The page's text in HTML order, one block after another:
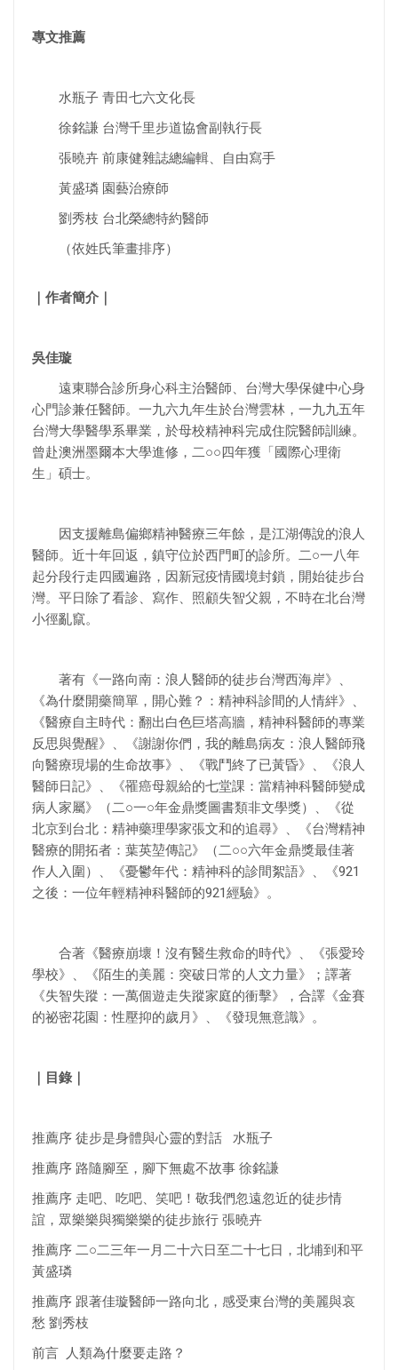
專文推薦
水瓶子 青田七六文化長
徐銘謙 台灣千里步道協會副執行長
張曉卉 前康健雜誌總編輯、自由寫手
黃盛璘 園藝治療師
劉秀枝 台北榮總特約醫師
（依姓氏筆畫排序）
｜作者簡介｜
吳佳璇
遠東聯合診所身心科主治醫師、台灣大學保健中心身
心門診兼任醫師。一九六九年生於台灣雲林，一九九五年
台灣大學醫學系畢業，於母校精神科完成住院醫師訓練。
曾赴澳洲墨爾本大學進修，二○○四年獲「國際心理衛
生」碩士。
因支援離島偏鄉精神醫療三年餘，是江湖傳說的浪人
醫師。近十年回返，鎮守位於西門町的診所。二○一八年
起分段行走四國遍路，因新冠疫情國境封鎖，開始徒步台
灣。平日除了看診、寫作、照顧失智父親，不時在北台灣
小徑亂竄。
著有《一路向南：浪人醫師的徒步台灣西海岸》、
《為什麼開藥簡單，開心難？：精神科診間的人情絆》、
《醫療自主時代：翻出白色巨塔高牆，精神科醫師的專業
反思與覺醒》、《謝謝你們，我的離島病友：浪人醫師飛
向醫療現場的生命故事》、《戰鬥終了已黃昏》、《浪人
醫師日記》、《罹癌母親給的七堂課：當精神科醫師變成
病人家屬》（二○一○年金鼎獎圖書類非文學獎）、《從
北京到台北：精神藥理學家張文和的追尋》、《台灣精神
醫療的開拓者：葉英堃傳記》（二○○六年金鼎獎最佳著
作人入圍）、《憂鬱年代：精神科的診間絮語》、《921
之後：一位年輕精神科醫師的921經驗》。
合著《醫療崩壞！沒有醫生救命的時代》、《張愛玲
學校》、《陌生的美麗：突破日常的人文力量》；譯著
《失智失蹤：一萬個遊走失蹤家庭的衝擊》，合譯《金賽
的祕密花園：性壓抑的歲月》、《發現無意識》。
｜目錄｜
推薦序 徒步是身體與心靈的對話 水瓶子
推薦序 路隨腳至，腳下無處不故事 徐銘謙
推薦序 走吧、吃吧、笑吧！敬我們忽遠忽近的徒步情
誼，眾樂樂與獨樂樂的徒步旅行 張曉卉
推薦序 二○二三年一月二十六日至二十七日，北埔到和平
黃盛璘
推薦序 跟著佳璇醫師一路向北，感受東台灣的美麗與哀
愁 劉秀枝
前言 人類為什麼要走路？